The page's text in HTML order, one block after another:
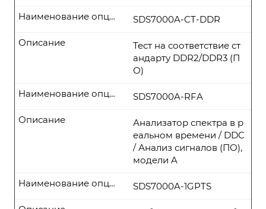
SDS7000A-CT-DDR
Наименование опции
Тест на соответствие ст
андарту DDR2/DDR3 (П
О)
Описание
SDS7000A-RFA
Наименование опции
Анализатор спектра в р
еальном времени / DDC
/ Анализ сигналов (ПО),
модели A
Описание
SDS7000A-1GPTS
Наименование опции